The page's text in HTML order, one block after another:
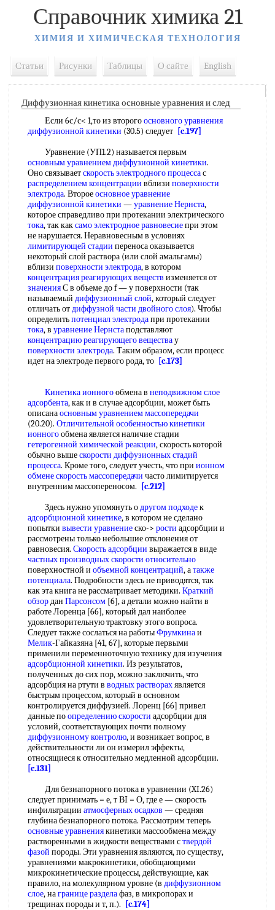
Справочник химика 21
ХИМИЯ И ХИМИЧЕСКАЯ ТЕХНОЛОГИЯ
Статьи Рисунки Таблицы О сайте English
Диффузионная кинетика основные уравнения и след
Если 6с/с< 1,то из второгоосновного уравнения
диффузионной кинетики (30.5) следует [c.197]
Уравнение (УП1.2) называется первым
основным уравнением диффузионной кинетики.
Оно связываетскорость электродного процессас
распределением концентрации вблизи поверхности
электрода. Второеосновное уравнение
диффузионной кинетики —уравнение Нернста,
которое справедливо при протекании электрического
тока, так каксамоэлектродное равновесиепри этом
не нарушается. Неравновесным в условиях
лимитирующей стадии переноса оказывается
некоторый слой раствора (или слой амальгамы)
вблизи поверхности электрода, в котором
концентрация реагирующих веществ изменяется от
значенияС в объеме до f — у поверхности (так
называемый диффузионный слой, который следует
отличать отдиффузной части двойного слоя). Чтобы
определитьпотенциал электродапри протекании
тока, в уравнение Нернстаподставляют
концентрацию реагирующего веществау
поверхности электрода. Таким образом, если процесс
идет на электроде первого рода, то [c.173]
Кинетика ионногообмена в неподвижном слое
адсорбента, как и в случае адсорбции, может быть
описанаосновным уравнением массопередачи
(20.20). Отличительной особенностьюкинетики
ионногообмена является наличие стадии
гетерогенной химической реакции, скорость которой
обычно вышескорости диффузионныхстадий
процесса. Кроме того, следует учесть, что при ионном
обмене скоростьмассопередачи часто лимитируется
внутренним массопереносом.
[c.212]
Здесь нужно упомянуть одругом подходек
адсорбционной кинетике, в котором не сделано
попытки вывести уравнениеско-> рости адсорбции и
рассмотрены только небольшие отклонения от
равновесия. Скорость адсорбции выражается в виде
частных производныхскорости относительно
поверхностной и объемной концентраций, атакже
потенциала. Подробности здесь не приводятся, так
как эта книга не рассматривает методики. Краткий
обзордан Парсонсом [6], а детали можно найти в
работе Лоренца [66], который дал наиболее
удовлетворительную трактовку этого вопроса.
Следует также сослаться на работыФрумкинаи
Мелик-Гайказяна [41, 67], которые первыми
применили переменноточную технику для изучения
адсорбционной кинетики. Из результатов,
полученных до сих пор, можно заключить, что
адсорбция на ртути в водных растворахявляется
быстрым процессом, который в основном
контролируется диффузией. Лоренц [66] привел
данные поопределению скорости адсорбции для
условий, соответствующих почти полному
диффузионному контролю, и возникает вопрос, в
действительности ли он измерил эффекты,
относящиеся к относительно медленной адсорбции.
[c.131]
Для безнапорного потока в уравнении (XI.26)
следует принимать = е, т ВI = О, где е — скорость
инфильтрации атмосферных осадков — средняя
глубина безнапорного потока. Рассмотрим теперь
основные уравнениякинетики массообмена между
растворенными в жидкости веществами ствердой
фазой породы. Эти уравнения являются, по существу,
уравнениями макрокинетики, обобщающими
микрокинетические процессы, действующие, как
правило, на молекулярном уровне (в диффузионном
слое, награнице разделафаз, в микропорах и
трещинах породы и т, п.).
[c.174]